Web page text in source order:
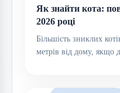
Як знайти кота:
2026 році
Більшість зниклих
метрів від дому, якщо